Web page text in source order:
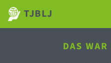
TJBLJ
DAS